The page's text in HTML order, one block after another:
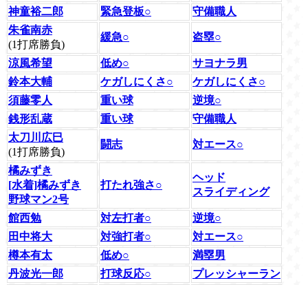
神童裕二郎
緊急登板○
守備職人
朱雀南赤
(1打席勝負)
緩急○ 盗塁○
涼風希望 低め○
サヨナラ男
鈴本大輔
ケガしにくさ○
ケガしにくさ○
須藤零人
重い球
逆境○
銭形乱蔵
重い球
守備職人
太刀川広巳
(1打席勝負)
闘志 対エース○
橘みずき
[水着]橘みずき
野球マン2号
打たれ強さ○
ヘッド
スライディング
館西勉 対左打者○
逆境○
田中将大
対強打者○
対エース○
樽本有太
低め○
満塁男
丹波光一郎
打球反応○
プレッシャーラン